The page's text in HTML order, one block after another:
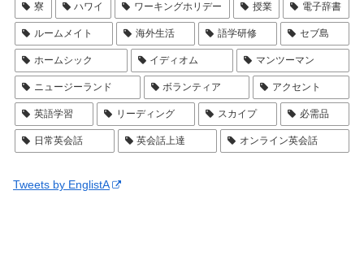
寮 ハワイ ワーキングホリデー 授業 電子辞書
ルームメイト 海外生活 語学研修 セブ島
ホームシック イディオム マンツーマン
ニュージーランド ボランティア アクセント
英語学習 リーディング スカイプ 必需品
日常英会話 英会話上達 オンライン英会話
Tweets by EnglistA